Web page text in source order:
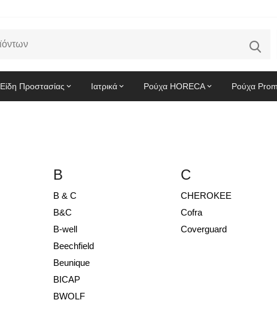
Είδη Προστασίας Ιατρικά Ρούχα HORECA Ρούχα
B
B & C
B&C
B-well
Beechfield
Beunique
BICAP
BWOLF
C
CHEROKEE
Cofra
Coverguard